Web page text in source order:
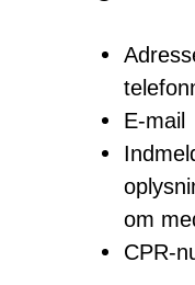
E-mail
om
CPR-